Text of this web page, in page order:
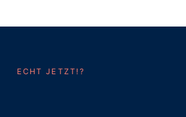
ECHT JETZT!?